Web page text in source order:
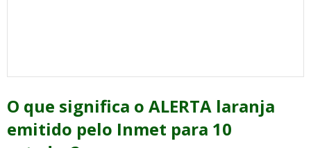
O que significa o ALERTA laranja
emitido pelo Inmet para 10